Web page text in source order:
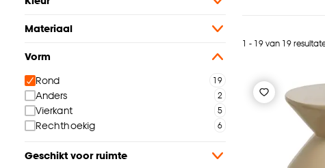
Materiaal
Vorm
Rond
Anders
Vierkant
Rechthoekig
Geschikt voor ruimte
1 - 19 van 19